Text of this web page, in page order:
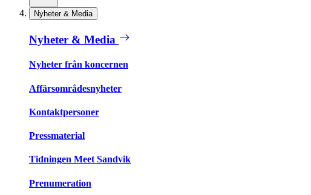
Nyheter & Media
Nyheter & Media
Nyheter från koncernen
Affärsområdesnyheter
Kontaktpersoner
Pressmaterial
Tidningen Meet Sandvik
Prenumeration